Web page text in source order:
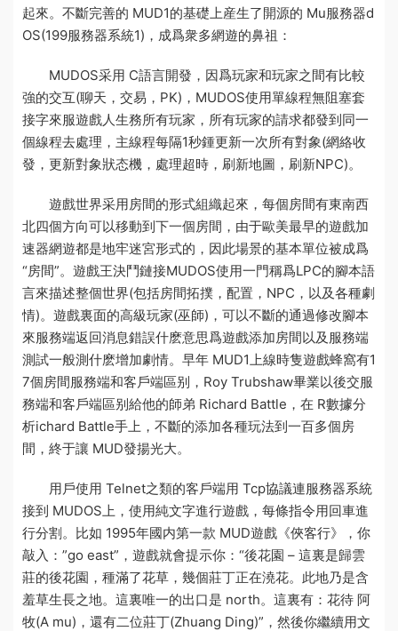
起來。不斷完善的 MUD1的基礎上産生了開源的 Mu服務器d
OS(199服務器系統1)，成爲衆多網遊的鼻祖：
MUDOS采用 C語言開發，因爲玩家和玩家之間有比較
強的交互(聊天，交易，PK)，MUDOS使用單線程無阻塞套
接字來服遊戲人生務所有玩家，所有玩家的請求都發到同一
個線程去處理，主線程每隔1秒鍾更新一次所有對象(網絡收
發，更新對象狀态機，處理超時，刷新地圖，刷新NPC)。
遊戲世界采用房間的形式組織起來，每個房間有東南西
北四個方向可以移動到下一個房間，由于歐美最早的遊戲加
速器網遊都是地牢迷宮形式的，因此場景的基本單位被成爲
“房間”。 遊戲王決鬥鏈接MUDOS使用一門稱爲LPC的腳本語
言來描述整個世界(包括房間拓撲，配置，NPC，以及各種劇
情)。遊戲裏面的高級玩家(巫師)，可以不斷的通過修改腳本
來服務端返回消息錯誤什麽意思爲遊戲添加房間以及 服務端
測試一般測什麽增加劇情。早年 MUD1上線時隻遊戲蜂窩有1
7個房間服務端和客戶端區别 ，Roy Trubshaw畢業以後交服
務端和客戶端區别給他的師弟 Richard Battle，在 R數據分
析ichard Battle手上，不斷的添加各種玩法到一百多個房
間，終于讓 MUD發揚光大。
用戶使用 Telnet之類的客戶端用 Tcp協議連服務器系統
接到 MUDOS上，使用純文字進行遊戲，每條指令用回車進
行分割。比如 1995年國内第一款 MUD遊戲《俠客行》，你
敲入：”go east”，遊戲就會提示你：“後花園 – 這裏是歸雲
莊的後花園，種滿了花草，幾個莊丁正在澆花。此地乃是含
羞草生長之地。這裏唯一的出口是 north。這裏有：花待 阿
牧(A mu)，還有二位莊丁(Zhuang Ding)”，然後你繼續用文